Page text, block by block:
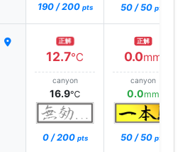
190 / 200 pts 50 / 50 pts
正解
12.7℃
canyon
16.9℃
0 / 200 pts
正解
0.0mm
canyon
0.0mm
50 / 50 pts